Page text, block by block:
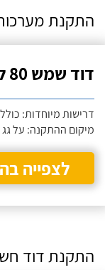
התקנת
דוד שמש 80 ל' וקולט קטן
דרישות מיוחדות: כולל
מיקום ההתקנה: על
לצפייה
התקנת דוד